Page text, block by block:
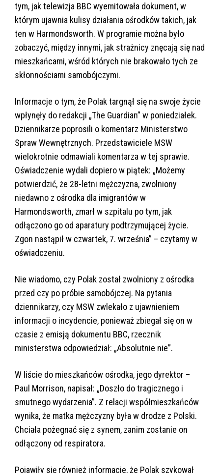
tym, jak telewizja BBC wyemitowała dokument, w
którym ujawnia kulisy działania ośrodków takich, jak
ten w Harmondsworth. W programie można było
zobaczyć, między innymi, jak strażnicy znęcają się nad
mieszkańcami, wśród których nie brakowało tych ze
skłonnościami samobójczymi.
Informacje o tym, że Polak targnął się na swoje życie
wpłynęły do redakcji „The Guardian” w poniedziałek.
Dziennikarze poprosili o komentarz Ministerstwo
Spraw Wewnętrznych. Przedstawiciele MSW
wielokrotnie odmawiali komentarza w tej sprawie.
Oświadczenie wydali dopiero w piątek: „Możemy
potwierdzić, że 28-letni mężczyzna, zwolniony
niedawno z ośrodka dla imigrantów w
Harmondsworth, zmarł w szpitalu po tym, jak
odłączono go od aparatury podtrzymującej życie.
Zgon nastąpił w czwartek, 7. września” – czytamy w
oświadczeniu.
Nie wiadomo, czy Polak został zwolniony z ośrodka
przed czy po próbie samobójczej. Na pytania
dziennikarzy, czy MSW zwlekało z ujawnieniem
informacji o incydencie, ponieważ zbiegał się on w
czasie z emisją dokumentu BBC, rzecznik
ministerstwa odpowiedział: „Absolutnie nie”.
W liście do mieszkańców ośrodka, jego dyrektor –
Paul Morrison, napisał: „Doszło do tragicznego i
smutnego wydarzenia”. Z relacji współmieszkańców
wynika, że matka mężczyzny była w drodze z Polski.
Chciała pożegnać się z synem, zanim zostanie on
odłączony od respiratora.
Pojawiły się również informacje, że Polak szykował